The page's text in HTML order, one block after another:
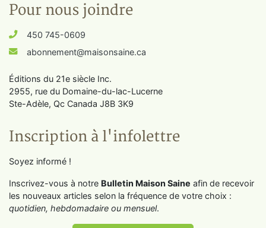
Pour nous joindre
450 745-0609
abonnement@maisonsaine.ca
Éditions du 21e siècle Inc.
2955, rue du Domaine-du-lac-Lucerne
Ste-Adèle, Qc Canada J8B 3K9
Inscription à l'infolettre
Soyez informé !
Inscrivez-vous à notre Bulletin Maison Saine afin de recevoir
les nouveaux articles selon la fréquence de votre choix :
quotidien, hebdomadaire ou mensuel.